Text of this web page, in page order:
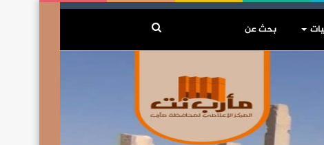
بحث